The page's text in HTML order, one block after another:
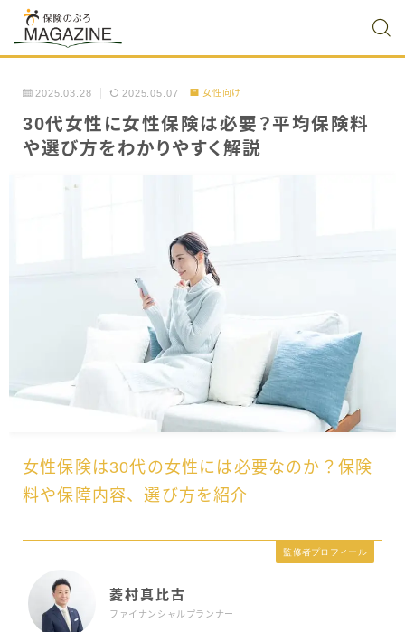
2025.03.28 2025.05.07 女性向け
30代女性に女性保険は必要？平均保険料
や選び方をわかりやすく解説
女性保険は30代の女性には必要なのか？保険
料や保障内容、選び方を紹介
監修者プロフィール
菱村真比古
ファイナンシャルプランナー